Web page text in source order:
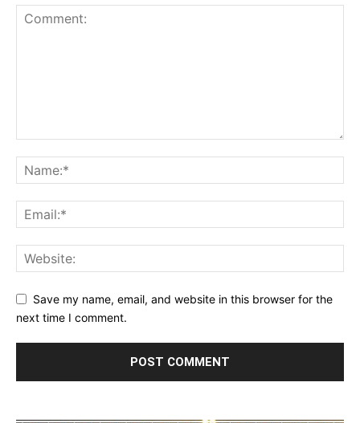
Save my name, email, and website in this browser for the
next time I comment.